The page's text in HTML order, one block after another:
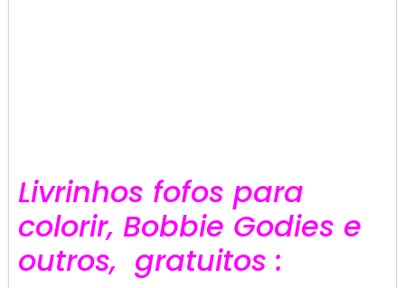
Livrinhos fofos para
colorir, Bobbie Godies e
outros, gratuitos :